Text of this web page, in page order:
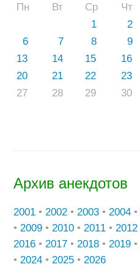
Пн Вт Ср Чт
1
2
6
7 8 9
13
14 15 16
20
21 22 23
27
28 29 30
Архив анекдотов
2001 • 2002 • 2003 • 2004 •
• 2009 • 2010 • 2011 • 2012
2016 • 2017 • 2018 • 2019 •
• 2024 • 2025 • 2026